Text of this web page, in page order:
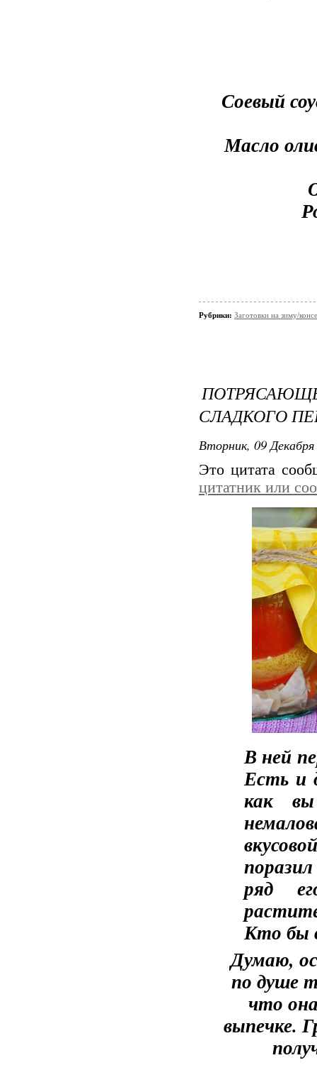
Соевый
Масло
Рубрики: Заготовки на зиму/
СЛАДКОГО
Вторник, 09
Это цитата
цитатник или
В ней
Есть и
как
ряд
Кто бы
Думаю,
по душе
что
выпечке.